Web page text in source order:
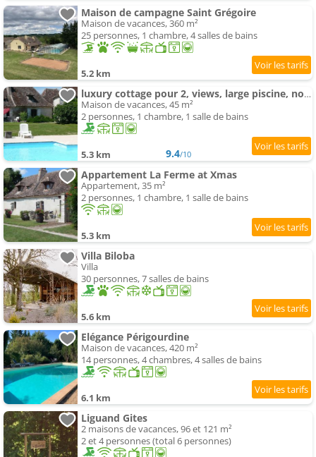
Maison de campagne Saint Grégoire
Maison de vacances, 360 m²
25 personnes, 1 chambre, 4 salles de bains
5.2 km
luxury cottage pour 2, views, large piscine, no children
Maison de vacances, 45 m²
2 personnes, 1 chambre, 1 salle de bains
5.3 km 9.4/10
Appartement La Ferme at Xmas
Appartement, 35 m²
2 personnes, 1 chambre, 1 salle de bains
5.3 km
Villa Biloba
Villa
30 personnes, 7 salles de bains
5.6 km
Elégance Périgourdine
Maison de vacances, 420 m²
14 personnes, 4 chambres, 4 salles de bains
6.1 km
Liguand Gites
2 maisons de vacances, 96 et 121 m²
2 et 4 personnes (total 6 personnes)